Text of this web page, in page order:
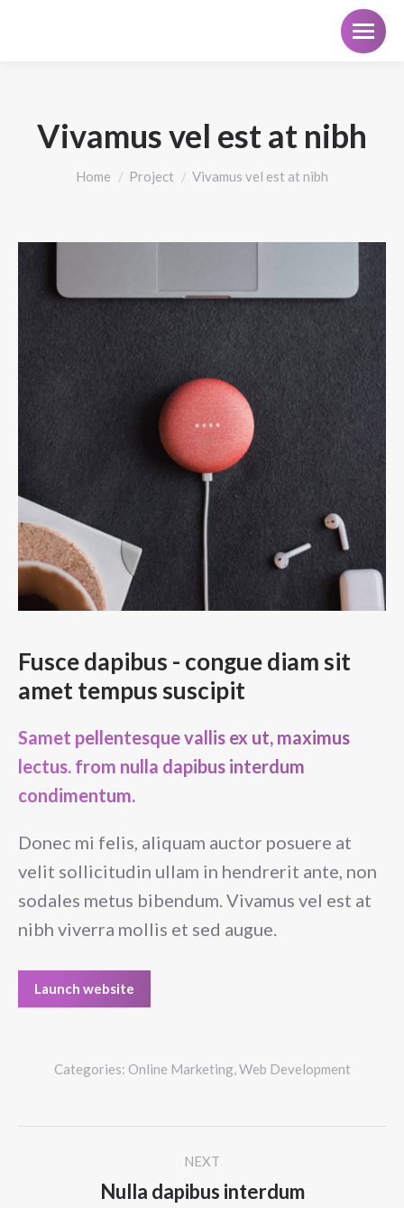
Vivamus vel est at nibh
You are here:
Home Project Vivamus vel est at nibh
Fusce dapibus - congue diam sit
amet tempus suscipit
Samet pellentesque vallis ex ut, maximus
lectus. from nulla dapibus interdum
condimentum.
Donec mi felis, aliquam auctor posuere at
velit sollicitudin ullam in hendrerit ante, non
sodales metus bibendum. Vivamus vel est at
nibh viverra mollis et sed augue.
Launch website
Categories: Online Marketing,Web Development
navigation NEXT
Next
Nulla dapibus interdum